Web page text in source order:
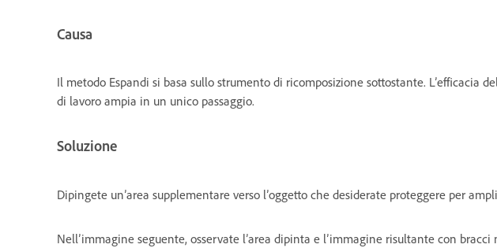
Causa
Il metodo Espandi si basa sullo strumento di ricomposizione sottostante. L’efficacia
di lavoro ampia in un unico passaggio.
Soluzione
Dipingete un’area supplementare verso l’oggetto che desiderate proteggere per
Nell’immagine seguente, osservate l’area dipinta e l’immagine risultante con bracci